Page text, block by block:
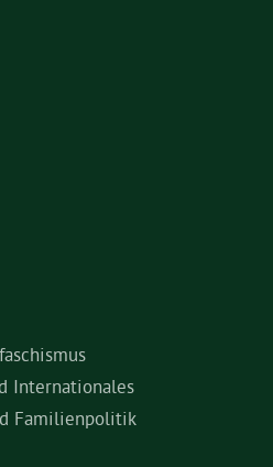
Internationales
Familienpolitik